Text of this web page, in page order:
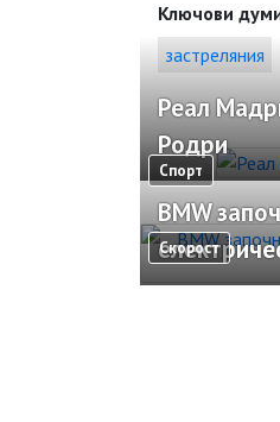
Ключови
застреляния
Спорт
Реал
Родри
Скорост
BMW